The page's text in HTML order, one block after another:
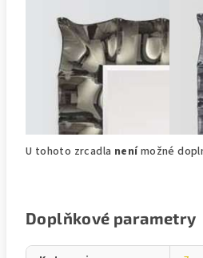
U tohoto zrcadla nenímožné
Doplňkové parametry